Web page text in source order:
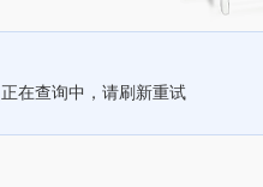
正在查询中，请刷新重试